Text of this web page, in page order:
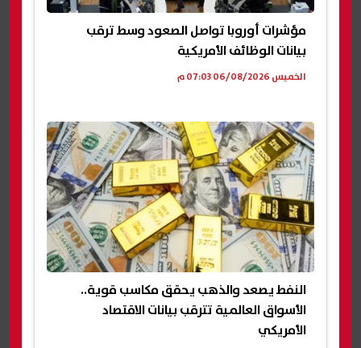
مؤشرات أوروبا تواصل الصعود وسط ترقب
بيانات الوظائف الأمريكية
الخميس 06/08/2026 07:03 م
النفط يصعد والذهب يحقق مكاسب قوية..
الأسواق العالمية تترقب بيانات الاقتصاد
الأمريكي